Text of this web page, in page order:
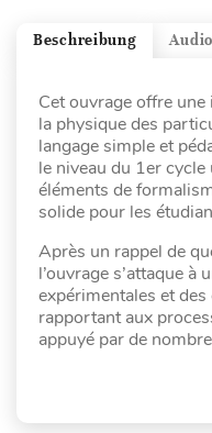
Beschreibung
Cet ouvrage offre
la physique des
langage simple et
le niveau du 1er
éléments de
solide pour les
Après un rappel de
l’ouvrage s’attaque
expérimentales et
rapportant aux
appuyé par de